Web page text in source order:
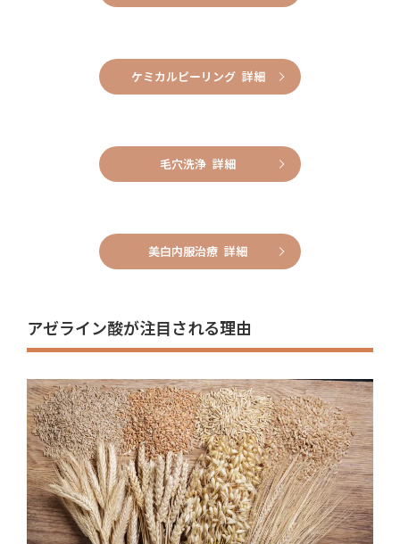
ケミカルピーリング 詳細
毛穴洗浄 詳細
美白内服治療 詳細
アゼライン酸が注目される理由